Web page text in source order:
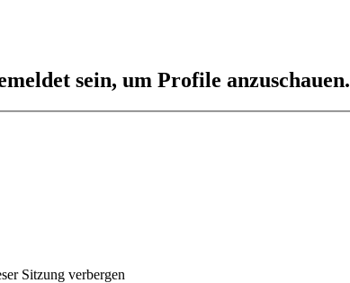
sein, um Profile anzuschauen.
Sitzung verbergen